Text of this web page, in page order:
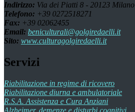
Indirizzo: Via dei Piatti 8 - 20123 Milano
Telefono: +39 0272518271
Fax: +39 02062455
Email: beniculturali@golgiredaelli.it
Sito: www.culturagolgiredaelli.it
Servizi
Riabilitazione in regime di ricovero
Riabilitazione diurna e ambulatoriale
R.S.A. Assistenza e Cura Anziani
Alzheimer, demenze e disturbi cognitivi